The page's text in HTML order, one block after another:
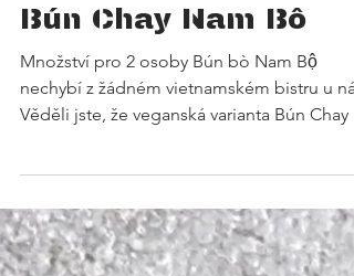
RECEPTY
Bún Chay Nam Bô
nechybí z žádném vietnamském bistru u
Nam s ním umí hrát naprosto vyrovnanou
partii? Zarytí odpůrci rostlinné stravy vám